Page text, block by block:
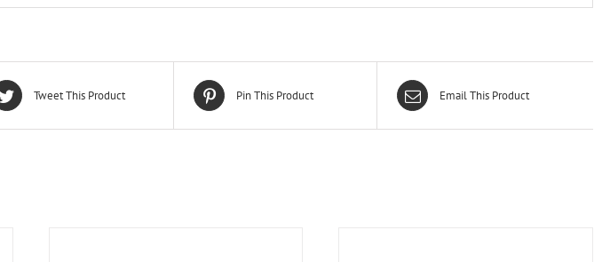
Tweet This Product Pin This Product Email This Product